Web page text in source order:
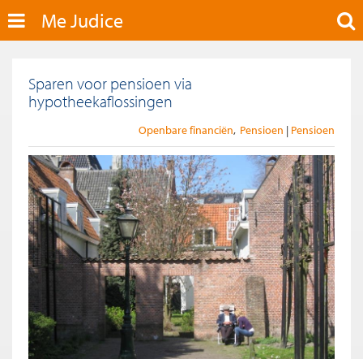
Me Judice
Sparen voor pensioen via
hypotheekaflossingen
Openbare financiën Pensioen Pensioen